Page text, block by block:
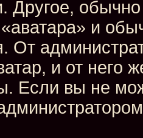
Другое,
«аватара» и
От
и от него
Если вы не